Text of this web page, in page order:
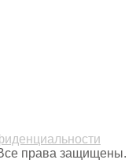
права защищены.